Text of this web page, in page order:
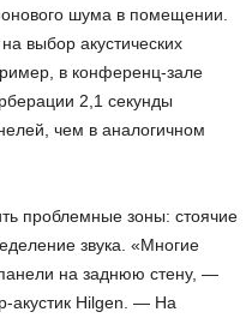
шума в помещении.
выбор акустических
в конференц-зале
2,1 секунды
чем в аналогичном
проблемные зоны: стоячие
звука. «Многие
панели на заднюю стену, —
акустик Hilgen. — На